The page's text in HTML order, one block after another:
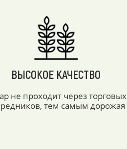
ВЫСОКОЕ КАЧЕСТВО
не проходит через торговых
тем самым дорожая